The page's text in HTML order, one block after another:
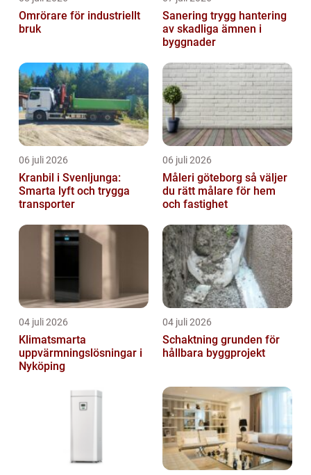
Omrörare för industriellt
bruk
Sanering trygg hantering
av skadliga ämnen i
byggnader
06 juli 2026
Kranbil i Svenljunga:
Smarta lyft och trygga
transporter
06 juli 2026
Måleri göteborg så väljer
du rätt målare för hem
och fastighet
04 juli 2026
Klimatsmarta
uppvärmningslösningar i
Nyköping
04 juli 2026
Schaktning grunden för
hållbara byggprojekt